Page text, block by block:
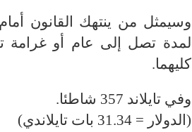
وسيمثل من ينتهك القانون
كليهما.
وفي تايلاند 357 شاطئا.
(الدولار = 31.34 بات تايلاندي)